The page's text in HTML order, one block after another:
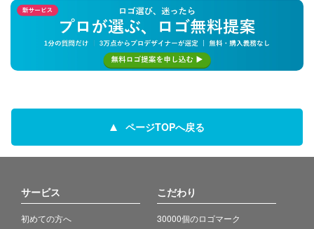
ページTOPへ戻る
サービス
初めての方へ
こだわり
30000個のロゴマーク